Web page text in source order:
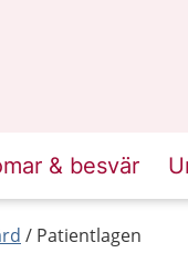
& besvär
Patientlagen